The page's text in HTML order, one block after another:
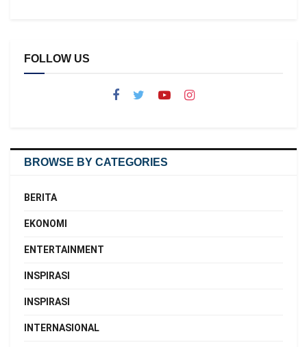
FOLLOW US
BROWSE BY CATEGORIES
BERITA
EKONOMI
ENTERTAINMENT
INSPIRASI
INSPIRASI
INTERNASIONAL